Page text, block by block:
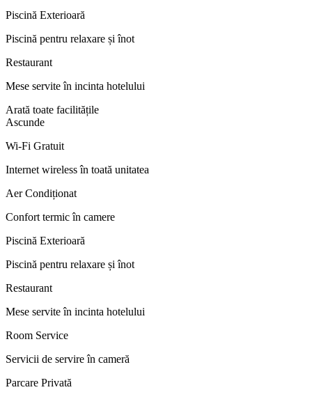
Piscină Exterioară
Piscină pentru relaxare și înot
Restaurant
Mese servite în incinta hotelului
Arată toate facilitățile
Ascunde
Wi-Fi Gratuit
Internet wireless în toată unitatea
Aer Condiționat
Confort termic în camere
Piscină Exterioară
Piscină pentru relaxare și înot
Restaurant
Mese servite în incinta hotelului
Room Service
Servicii de servire în cameră
Parcare Privată